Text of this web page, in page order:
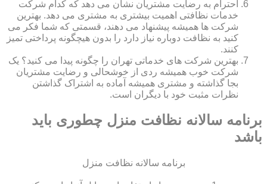
احترام به رضایت مشتریان نشان می دهد که کدام شرکت
خدمات نظافتی اهمیت بیشتری به مشتری می دهد. بهترین
شرکت ها همیشه پیشنهاد می دهند، قسمتی که شما فکر می
کنید به نظافت دوباره نیاز دارد را بدون هیچگونه پرداختی تمیز
کنند.
بهترین شرکت های خدماتی تهران را چگونه پیدا می کنید؟ یک
شرکت خوب همیشه ردی از خوشحالی و رضایت مشتریان
بجا گذاشته و مشتری همیشه آماده به اشتراک گذاشتن
نظرات مثبت خود با دیگران است.
برنامه سالانه نظافت منزل چطوری باید
باشد
برنامه سالانه نظافت منزل